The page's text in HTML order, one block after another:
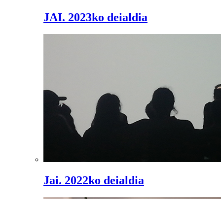
JAI. 2023ko deialdia
Jai. 2022ko deialdia